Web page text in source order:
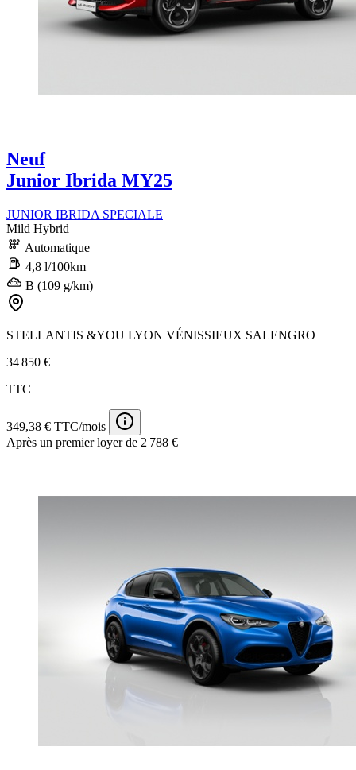
Neuf
Junior Ibrida MY25
JUNIOR IBRIDA SPECIALE
Mild Hybrid
Automatique
4,8 l/100km
B (109 g/km)
STELLANTIS &YOU LYON VÉNISSIEUX SALENGRO
34 850 €
TTC
349,38 € TTC/mois
Après un premier loyer de 2 788 €